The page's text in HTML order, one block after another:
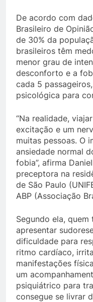
De acordo com
Brasileiro de
de 30% da
brasileiros têm
menor grau de
desconforto e a
cada 5
psicológica para
“Na realidade,
excitação e um
muitas pessoas. O
ansiedade normal
fobia”, afirma
preceptora na
de São Paulo
ABP (Associação
Segundo ela,
apresentar
dificuldade para
ritmo cardíaco,
manifestações
um
psiquiátrico para
consegue se livrar